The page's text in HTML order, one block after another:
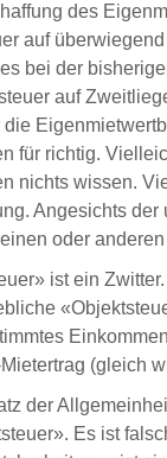
des
auf
bei der
auf
für richtig.
nichts wissen.
Angesichts
oder
ist ein
(gleich
der
Es ist